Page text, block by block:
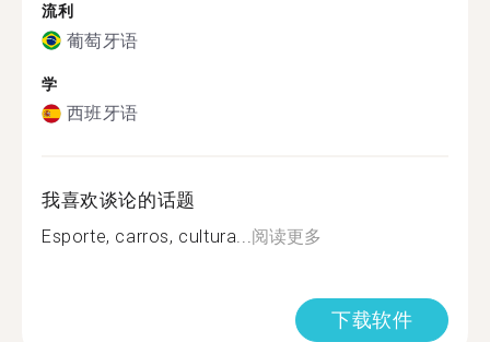
流利
葡萄牙语
学
西班牙语
我喜欢谈论的话题
Esporte, carros, cultura...阅读更多
下载软件